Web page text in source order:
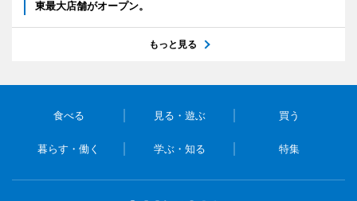
東最大店舗がオープン。
もっと見る
食べる 見る・遊ぶ 買う
暮らす・働く 学ぶ・知る 特集